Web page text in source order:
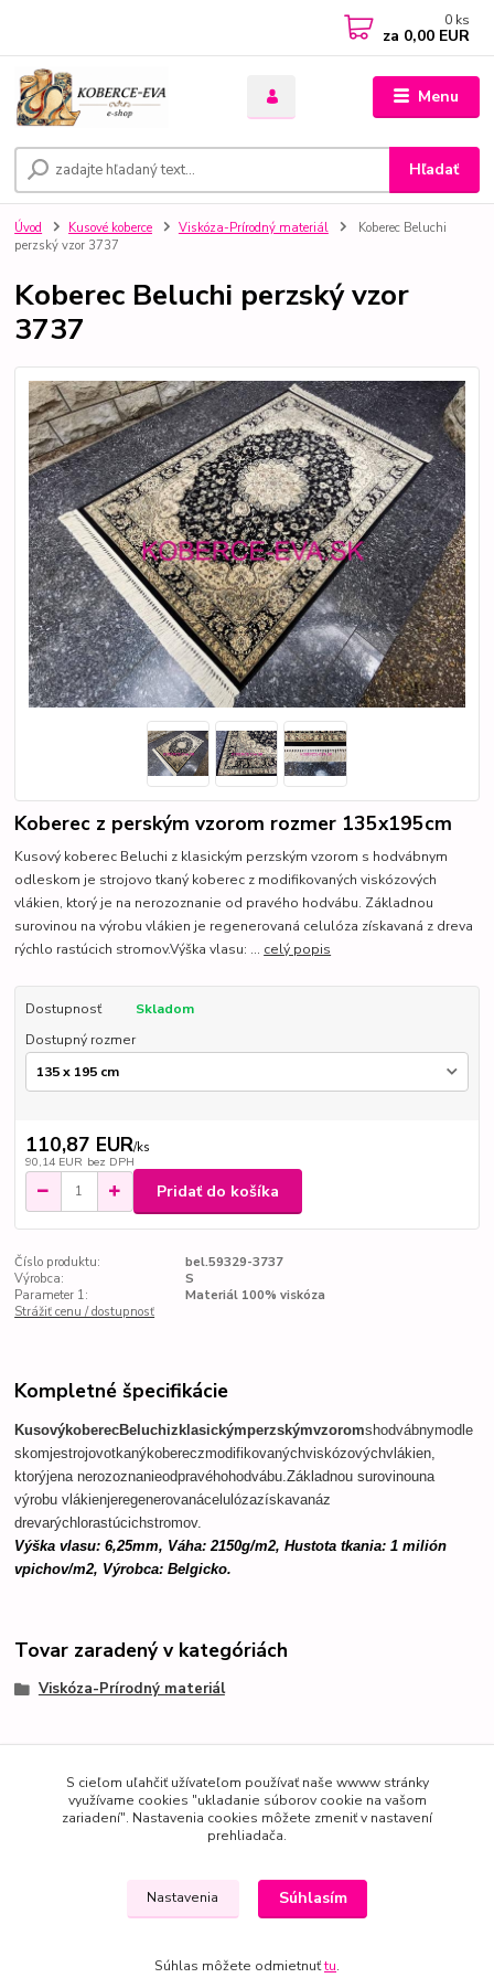
Menu
Hľadať
0 ks
za 0,00 EUR
Úvod Kusové koberce Viskóza-Prírodný materiál
Koberec Beluchi
perzský vzor 3737
Koberec Beluchi perzský vzor
3737
Koberec z perským vzorom rozmer 135x195cm
Kusový koberec Beluchi z klasickým perzským vzorom s hodvábnym
odleskom je strojovo tkaný koberec z modifikovaných viskózových
vlákien, ktorý je na nerozoznanie od pravého hodvábu. Základnou
surovinou na výrobu vlákien je regenerovaná celulóza získavaná z dreva
rýchlo rastúcich stromov.Výška vlasu: ... celý popis
Dostupnosť
Skladom
Dostupný rozmer
110,87 EUR/ks
90,14 EUR bez DPH
Pridať do košíka
Číslo produktu:
bel.59329-3737
Výrobca:
S
Parameter 1:
Materiál 100% viskóza
Strážiť cenu / dostupnosť
Kompletné špecifikácie
KusovýkoberecBeluchiz klasickýmperzskýmvzoroms hodvábnymodle
skomjestrojovotkanýkobereczmodifikovanýchviskózovýchvlákien
ktorýjena nerozoznanieodpravéhohodvábu.Základnou surovinouna
výrobu vlákienjeregenerovanácelulózazískavanáz
drevarýchlorastúcichstromov.
Výška vlasu: 6,25mm, Váha: 2150g/m2, Hustota tkania: 1 milión
vpichov/m2, Výrobca: Belgicko.
Tovar zaradený v kategóriách
Viskóza-Prírodný materiál
S cieľom uľahčiť užívateľom používať naše wwww stránky
využívame cookies "ukladanie súborov cookie na vašom
zariadení". Nastavenia cookies môžete zmeniť v nastavení
prehliadača.
Nastavenia Súhlasím
Súhlas môžete odmietnuťtu.